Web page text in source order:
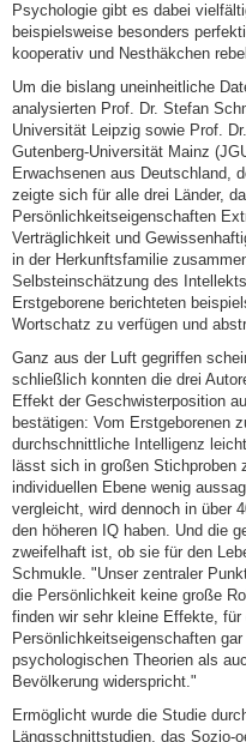
Psychologie gibt es dabei
beispielsweise besonders
kooperativ und Nesthäkchen
Um die bislang uneinheitliche
analysierten Prof. Dr. Stefan
Universität Leipzig sowie Prof.
Gutenberg-Universität Mainz
Erwachsenen aus Deutschland,
zeigte sich für alle drei Länder,
Persönlichkeitseigenschaften
Verträglichkeit und
in der Herkunftsfamilie
Selbsteinschätzung des
Erstgeborene berichteten
Wortschatz zu verfügen und
Ganz aus der Luft gegriffen
schließlich konnten die drei
Effekt der Geschwisterposition
bestätigen: Vom Erstgeborenen
durchschnittliche Intelligenz
lässt sich in großen Stichproben
individuellen Ebene wenig
vergleicht, wird dennoch in über
den höheren IQ haben. Und die
zweifelhaft ist, ob sie für den
Schmukle. "Unser zentraler
die Persönlichkeit keine große
finden wir sehr kleine Effekte, für
Persönlichkeitseigenschaften
psychologischen Theorien als
Bevölkerung widerspricht."
Ermöglicht wurde die Studie
Längsschnittstudien, das Sozio-